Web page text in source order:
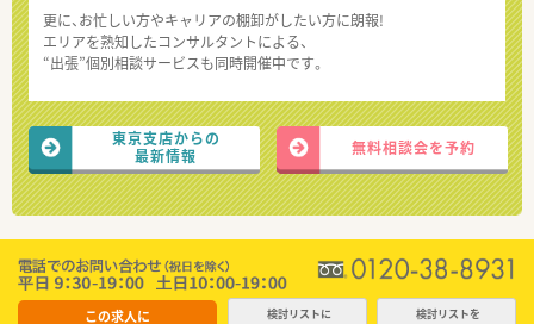
更に、お忙しい方やキャリアの棚卸がしたい方に朗報!
エリアを熟知したコンサルタントによる、
“出張”個別相談サービスも同時開催中です。
東京支店からの
最新情報
無料相談会を予約
この求人に 検討リストに 検討リストを